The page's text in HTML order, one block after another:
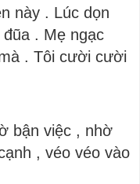
này . Lúc dọn
. Mẹ ngạc
. Tôi cười cười
bận việc , nhờ
, véo véo vào